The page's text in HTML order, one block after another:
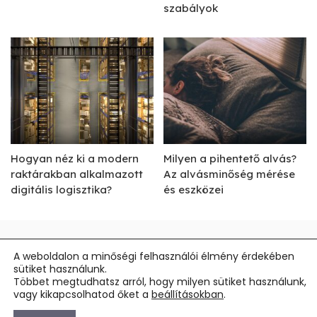
szabályok
Hogyan néz ki a modern
raktárakban alkalmazott
digitális logisztika?
Milyen a pihentető alvás?
Az alvásminőség mérése
és eszközei
Impresszum
Általános Szerződési Feltételek
A weboldalon a minőségi felhasználói élmény érdekében
sütiket használunk.
Többet megtudhatsz arról, hogy milyen sütiket használunk,
vagy kikapcsolhatod őket a beállításokban.